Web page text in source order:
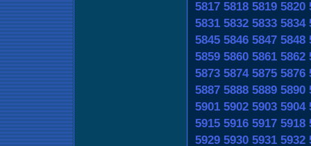
5817 5818 5819 5820
5831 5832 5833 5834
5845 5846 5847 5848
5859 5860 5861 5862
5873 5874 5875 5876
5887 5888 5889 5890
5901 5902 5903 5904
5915 5916 5917 5918
5929 5930 5931 5932